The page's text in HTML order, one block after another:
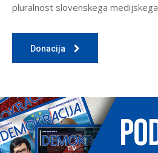
pluralnost slovenskega
Donacija